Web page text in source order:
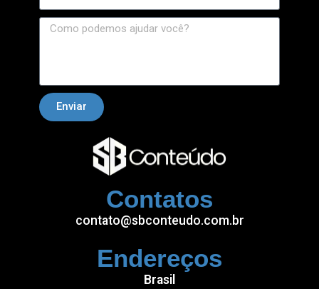
Contatos
contato@sbconteudo.com.br
Endereços
Brasil
Enviar